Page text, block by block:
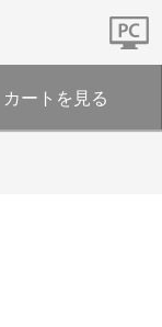
カートを見る